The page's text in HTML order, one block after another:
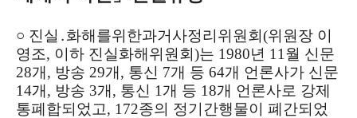
○ 진실․화해를위한과거사정리위원회(위원장 이
영조, 이하 진실화해위원회)는 1980년 11월 신문
28개, 방송 29개, 통신 7개 등 64개 언론사가 신문
14개, 방송 3개, 통신 1개 등 18개 언론사로 강제
통폐합되었고, 172종의 정기간행물이 폐간되었